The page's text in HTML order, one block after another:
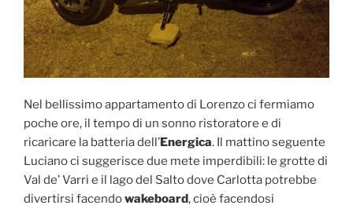
Nel bellissimo appartamento di Lorenzo ci fermiamo
poche ore, il tempo di un sonno ristoratore e di
ricaricare la batteria dell’Energica. Il mattino seguente
Luciano ci suggerisce due mete imperdibili: le grotte di
Val de’ Varri e il lago del Salto dove Carlotta potrebbe
divertirsi facendowakeboard, cioè facendosi